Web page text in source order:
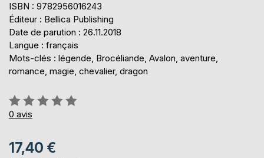
ISBN : 9782956016243
Éditeur : Bellica Publishing
Date de parution : 26.11.2018
Langue : français
Mots-clés : légende, Brocéliande, Avalon, aventure,
romance, magie, chevalier, dragon
Évaluation:
0%
0 avis
17,40 €